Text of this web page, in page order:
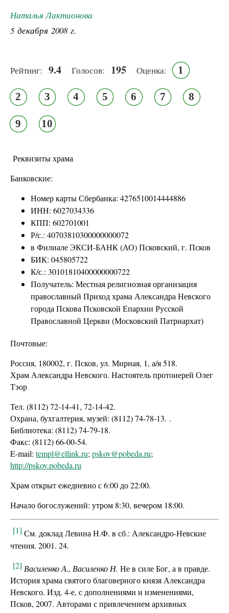
Наталья Лактионова
5 декабря 2008 г.
Рейтинг: 9.4 Голосов: 195 Оценка: 1
2 3 4 5 6 7 8
9 10
Реквизиты храма
Банковские:
Номер карты Сбербанка: 4276510014444886
ИНН: 6027034336
КПП: 602701001
Р/с.: 40703810300000000072
в Филиале ЭКСИ-БАНК (АО) Псковский, г. Псков
БИК: 045805722
К/с.: 30101810400000000722
Получатель: Местная религиозная организация
православный Приход храма Александра Невского
города Пскова Псковской Епархии Русской
Православной Церкви (Московский Патриархат)
Почтовые:
Россия, 180002, г. Псков, ул. Мирная, 1, а/я 518.
Храм Александра Невского. Настоятель протоиерей Олег
Тэор
Тел. (8112) 72-14-41, 72-14-42.
Охрана, бухгалтерия, музей: (8112) 74-78-13. .
Библиотека: (8112) 74-79-18.
Факс: (8112) 66-00-54.
E-mail: templ@ellink.ru;pskov@pobeda.ru;
http://pskov.pobeda.ru
Храм открыт ежедневно с 6:00 до 22:00.
Начало богослужений: утром 8:30, вечером 18:00.
[1] См. доклад Левина Н.Ф. в сб.: Александро-Невские
чтения. 2001. 24.
[2] Василенко А., Василенко Н. Не в силе Бог, а в правде.
История храма святого благоверного князя Александра
Невского. Изд. 4-е, с дополнениями и изменениями,
Псков, 2007. Авторами с привлечением архивных